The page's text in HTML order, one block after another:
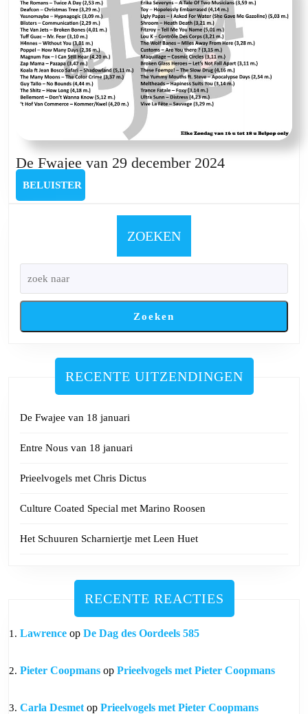
2024
De Fwajee van 29 december 2024De
BELUISTER
ZOEKEN
Zoeken
RECENTE UITZENDINGEN
De Fwajee van 18 januari
Entre Nous van 18 januari
Prieelvogels met Chris Dictus
Culture Coated Special met Marino Roosen
Het Schuuren Scharniertje met Leen Huet
RECENTE REACTIES
Lawrence op De Dag des Oordeels 585
Pieter Coopmans op Prieelvogels met Pieter Coopmans
Carla Desmet op Prieelvogels met Pieter Coopmans